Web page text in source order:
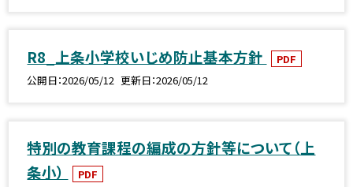
R8_上条小学校いじめ防止基本方針
PDF
公開日 2026/05/12 更新日 2026/05/12
特別の教育課程の編成の方針等について（上
条小）
PDF